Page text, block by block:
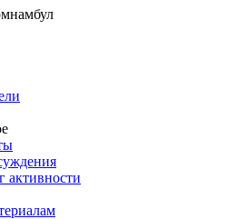
активности